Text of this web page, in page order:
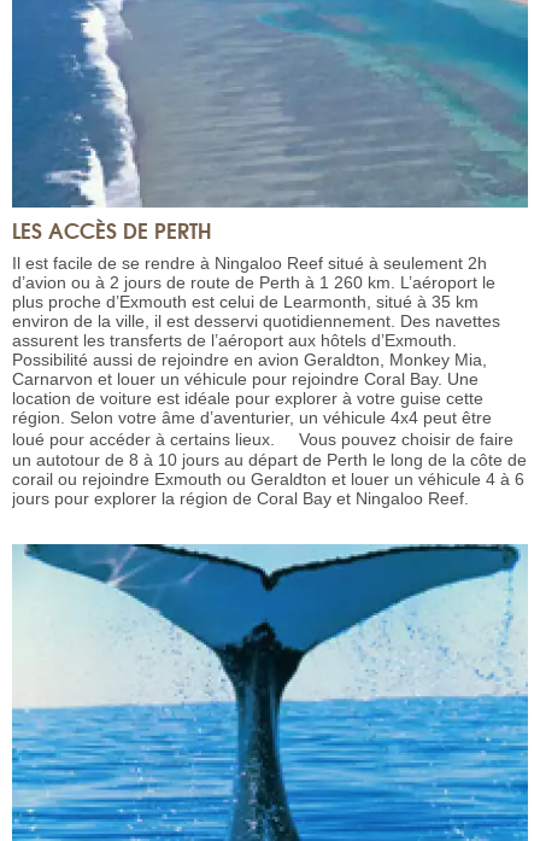
LES ACCÈS DE PERTH
Il est facile de se rendre à Ningaloo Reef situé à seulement 2h
d’avion ou à 2 jours de route de Perth à 1 260 km. L’aéroport le
plus proche d’Exmouth est celui de Learmonth, situé à 35 km
environ de la ville, il est desservi quotidiennement. Des navettes
assurent les transferts de l’aéroport aux hôtels d’Exmouth.
Possibilité aussi de rejoindre en avion Geraldton, Monkey Mia,
Carnarvon et louer un véhicule pour rejoindre Coral Bay. Une
location de voiture est idéale pour explorer à votre guise cette
région. Selon votre âme d’aventurier, un véhicule 4x4 peut être
loué pour accéder à certains lieux. Vous pouvez choisir de faire
un autotour de 8 à 10 jours au départ de Perth le long de la côte de
corail ou rejoindre Exmouth ou Geraldton et louer un véhicule 4 à 6
jours pour explorer la région de Coral Bay et Ningaloo Reef.